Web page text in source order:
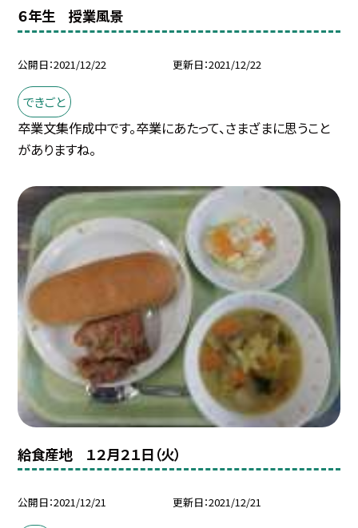
６年生 授業風景
公開日 2021/12/22 更新日 2021/12/22
できごと
卒業文集作成中です。卒業にあたって、さまざまに思うこと
がありますね。
給食産地 １２月２１日（火）
公開日 2021/12/21 更新日 2021/12/21